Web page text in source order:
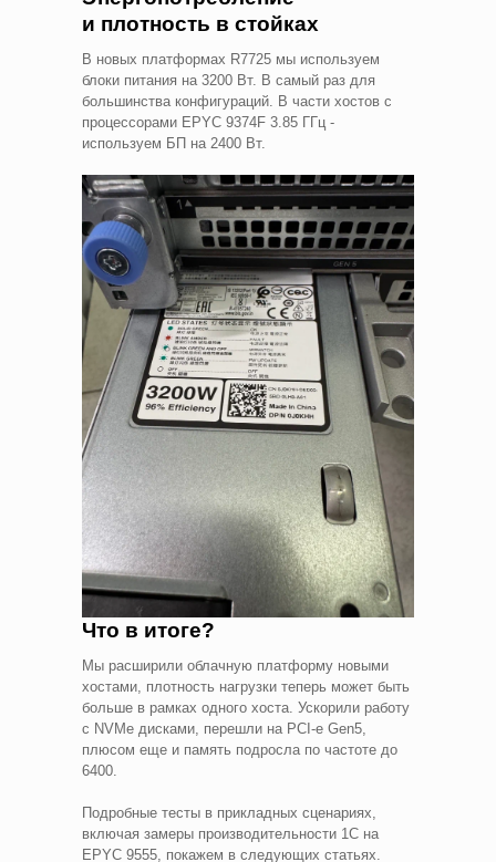
и плотность в стойках
В новых платформах R7725 мы используем
блоки питания на 3200 Вт. В самый раз для
большинства конфигураций. В части хостов с
процессорами EPYC 9374F 3.85 ГГц -
используем БП на 2400 Вт.
Что в итоге?
Мы расширили облачную платформу новыми
хостами, плотность нагрузки теперь может быть
больше в рамках одного хоста. Ускорили работу
с NVMe дисками, перешли на PCI-e Gen5,
плюсом еще и память подросла по частоте до
6400.
Подробные тесты в прикладных сценариях,
включая замеры производительности 1С на
EPYC 9555, покажем в следующих статьях.